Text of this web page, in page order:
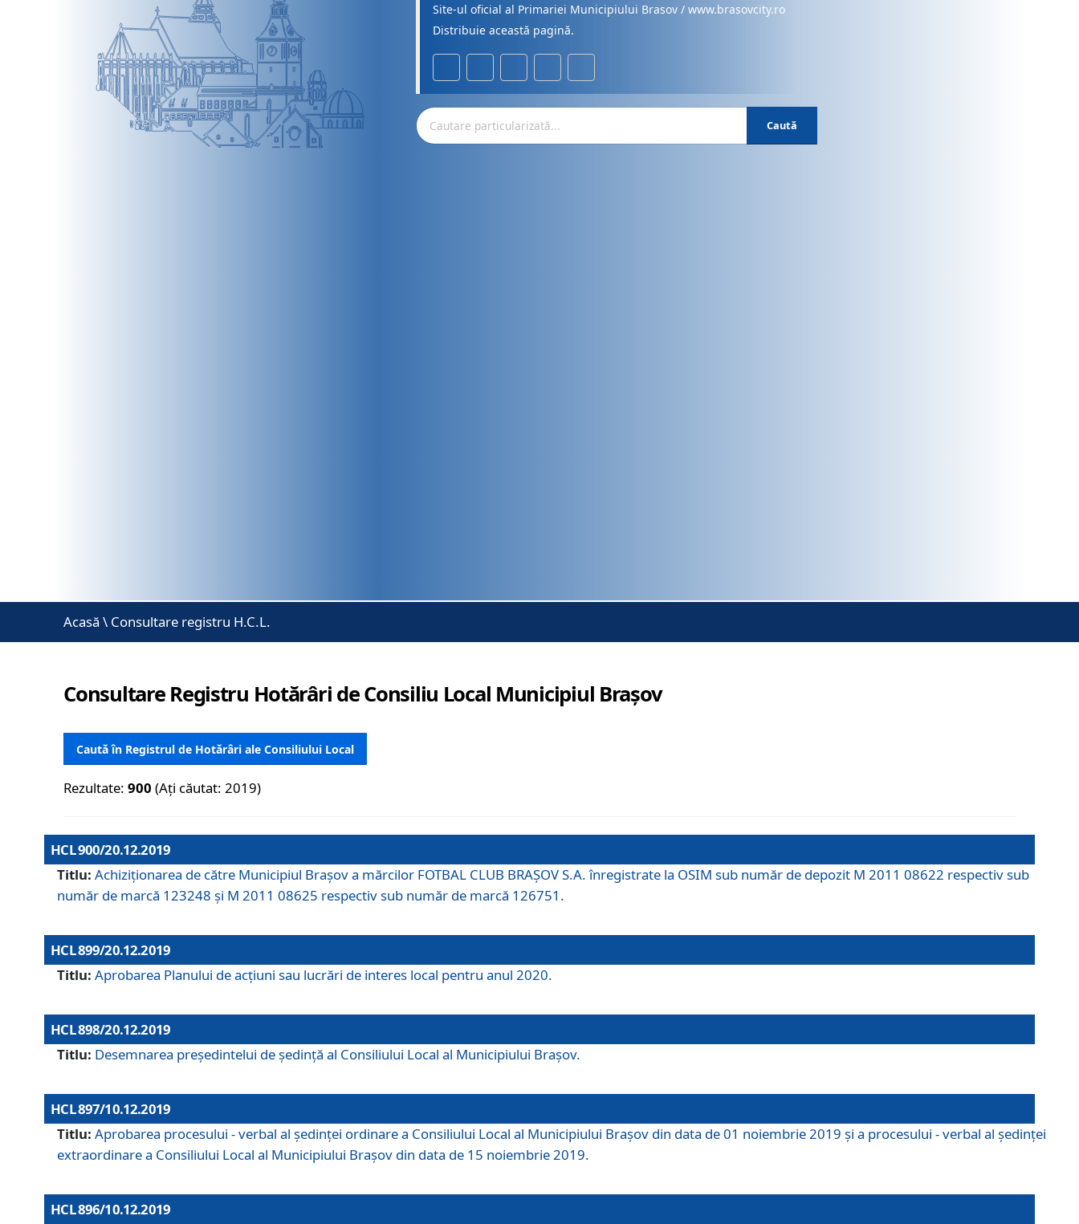
Site-ul oficial al Primariei Municipiului Brasov / www.brasovcity.ro
Distribuie această pagină.
Caută
Acasă \ Consultare registru H.C.L.
Consultare Registru Hotărâri de Consiliu Local Municipiul Brașov
Caută în Registrul de Hotărâri ale Consiliului Local
Rezultate:900 (Ați căutat: 2019)
HCL 900/20.12.2019
Titlu: Achiziționarea de către Municipiul Brașov a mărcilor FOTBAL CLUB BRAȘOV S.A. înregistrate la OSIM sub număr de depozit M 2011 08622 respectiv sub
număr de marcă 123248 și M 2011 08625 respectiv sub număr de marcă 126751.
HCL 899/20.12.2019
Titlu: Aprobarea Planului de acţiuni sau lucrări de interes local pentru anul 2020.
HCL 898/20.12.2019
Titlu: Desemnarea preşedintelui de şedinţă al Consiliului Local al Municipiului Braşov.
HCL 897/10.12.2019
Titlu: Aprobarea procesului - verbal al şedinţei ordinare a Consiliului Local al Municipiului Brașov din data de 01 noiembrie 2019 și a procesului - verbal al ședinței
extraordinare a Consiliului Local al Municipiului Brașov din data de 15 noiembrie 2019.
HCL 896/10.12.2019